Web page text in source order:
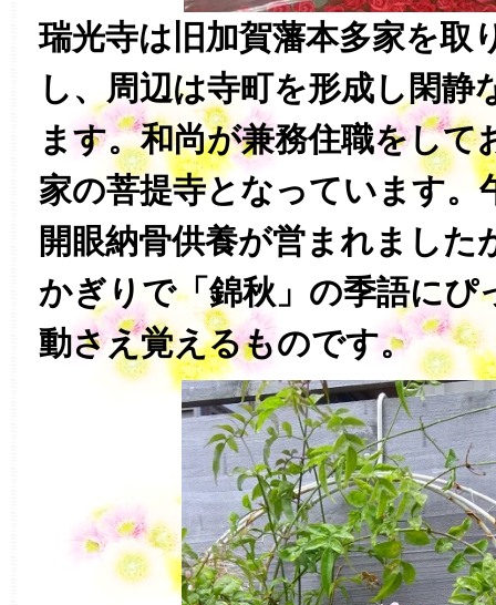
瑞光寺は旧加賀藩本多家を取
し、周辺は寺町を形成し閑静
ます。和尚が兼務住職をして
家の菩提寺となっています。
開眼納骨供養が営まれました
かぎりで「錦秋」の季語にぴ
動さえ覚えるものです。